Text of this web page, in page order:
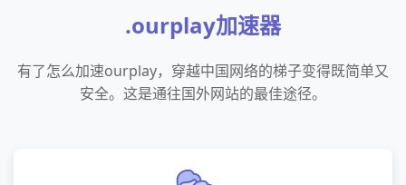
.ourplay加速器
有了怎么加速ourplay，穿越中国网络的梯子变得既简单又
安全。这是通往国外网站的最佳途径。